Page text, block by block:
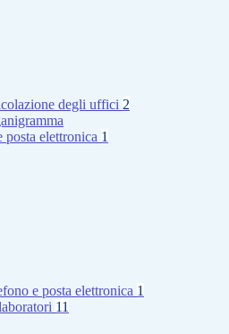
degli uffici 2
posta elettronica 1
e posta elettronica 1
11